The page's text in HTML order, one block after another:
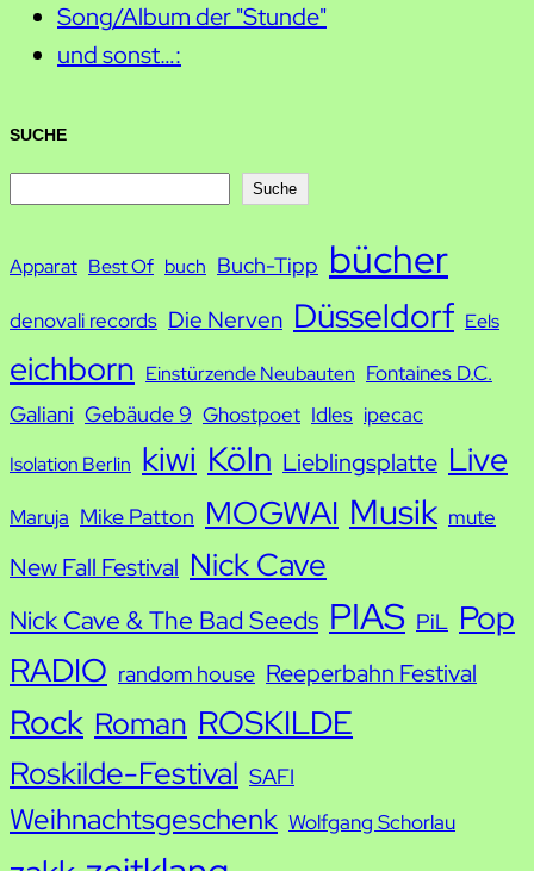
Song/Album der "Stunde"
und sonst…:
SUCHE
c
Suche
Apparat Best Of buch Buch-Tipp bücher
denovali records Die Nerven Düsseldorf Eels
eichborn Einstürzende Neubauten Fontaines D.C.
Galiani Gebäude 9 Ghostpoet Idles ipecac
Isolation Berlin kiwi Köln Lieblingsplatte Live
Maruja Mike Patton MOGWAI Musik mute
New Fall Festival Nick Cave
Nick Cave & The Bad Seeds PIAS PiL Pop
RADIO random house Reeperbahn Festival
Rock Roman ROSKILDE
Roskilde-Festival SAFI
Weihnachtsgeschenk Wolfgang Schorlau